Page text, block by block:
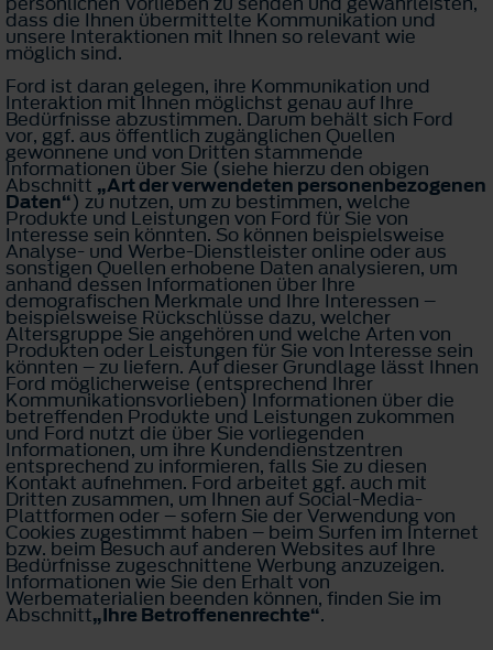
dass die Ihnen übermittelte Kommunikation und
unsere Interaktionen mit Ihnen so relevant wie
möglich sind.
Ford ist daran gelegen, ihre Kommunikation und
Interaktion mit Ihnen möglichst genau auf Ihre
Bedürfnisse abzustimmen. Darum behält sich Ford
vor, ggf. aus öffentlich zugänglichen Quellen
gewonnene und von Dritten stammende
Informationen über Sie (siehe hierzu den obigen
Abschnitt „Art der verwendeten personenbezogenen
Daten“) zu nutzen, um zu bestimmen, welche
Produkte und Leistungen von Ford für Sie von
Interesse sein könnten. So können beispielsweise
Analyse- und Werbe-Dienstleister online oder aus
sonstigen Quellen erhobene Daten analysieren, um
anhand dessen Informationen über Ihre
demografischen Merkmale und Ihre Interessen –
beispielsweise Rückschlüsse dazu, welcher
Altersgruppe Sie angehören und welche Arten von
Produkten oder Leistungen für Sie von Interesse sein
könnten – zu liefern. Auf dieser Grundlage lässt Ihnen
Ford möglicherweise (entsprechend Ihrer
Kommunikationsvorlieben) Informationen über die
betreffenden Produkte und Leistungen zukommen
und Ford nutzt die über Sie vorliegenden
Informationen, um ihre Kundendienstzentren
entsprechend zu informieren, falls Sie zu diesen
Kontakt aufnehmen. Ford arbeitet ggf. auch mit
Dritten zusammen, um Ihnen auf Social-Media-
Plattformen oder – sofern Sie der Verwendung von
Cookies zugestimmt haben – beim Surfen im Internet
bzw. beim Besuch auf anderen Websites auf Ihre
Bedürfnisse zugeschnittene Werbung anzuzeigen.
Informationen wie Sie den Erhalt von
Werbematerialien beenden können, finden Sie im
Abschnitt„Ihre Betroffenenrechte“.